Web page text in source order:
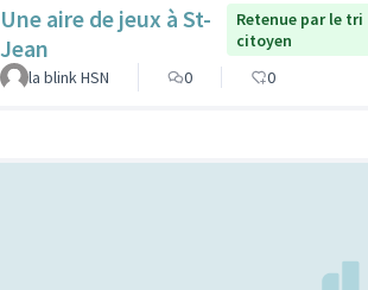
Une aire de jeux à St-
Jean
Retenue par le tri
citoyen
la blink HSN
0 0